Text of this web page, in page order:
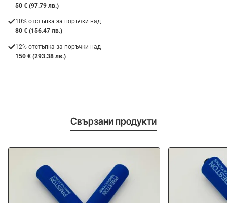
50 € (97.79 лв.)
10% отстъпка за поръчки над
80 € (156.47 лв.)
12% отстъпка за поръчки над
150 € (293.38 лв.)
Свързани продукти